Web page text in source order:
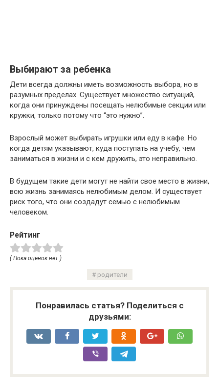
Выбирают за ребенка
Дети всегда должны иметь возможность выбора, но в
разумных пределах. Существует множество ситуаций,
когда они принуждены посещать нелюбимые секции или
кружки, только потому что “это нужно”.
Взрослый может выбирать игрушки или еду в кафе. Но
когда детям указывают, куда поступать на учебу, чем
заниматься в жизни и с кем дружить, это неправильно.
В будущем такие дети могут не найти свое место в жизни,
всю жизнь занимаясь нелюбимым делом. И существует
риск того, что они создадут семью с нелюбимым
человеком.
Рейтинг
( Пока оценок нет )
родители
Понравилась статья? Поделиться с
друзьями: